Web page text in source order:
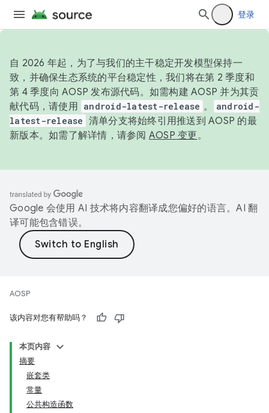
登录
自 2026 年起，为了与我们的主干稳定开发模型保持一
致，并确保生态系统的平台稳定性，我们将在第 2 季度和
第 4 季度向 AOSP 发布源代码。如需构建 AOSP 并为其贡
献代码，请使用 android-latest-release 。
android-
latest-release 清单分支将始终引用推送到 AOSP 的最
新版本。如需了解详情，请参阅 AOSP 变更。
Google 会使用 AI 技术将内容翻译成您偏好的语言。AI 翻
译可能包含错误。
AOSP
该内容对您有帮助吗？
本页内容
摘要
嵌套类
常量
公共构造函数